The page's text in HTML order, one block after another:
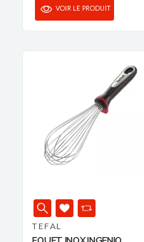
VOIR LE PRODUIT
TEFAL